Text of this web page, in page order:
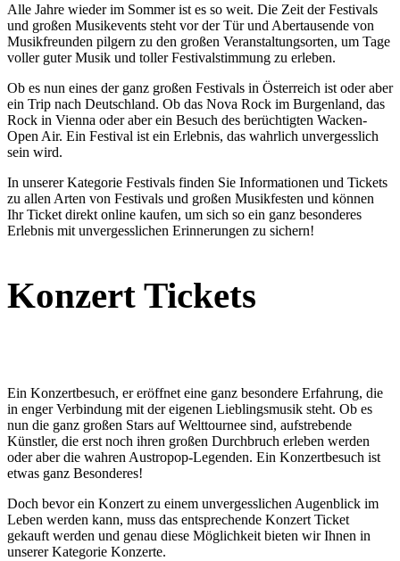
Alle Jahre wieder im Sommer ist es so weit. Die Zeit der Festivals
und großen Musikevents steht vor der Tür und Abertausende von
Musikfreunden pilgern zu den großen Veranstaltungsorten, um Tage
voller guter Musik und toller Festivalstimmung zu erleben.
Ob es nun eines der ganz großen Festivals in Österreich ist oder aber
ein Trip nach Deutschland. Ob das Nova Rock im Burgenland, das
Rock in Vienna oder aber ein Besuch des berüchtigten Wacken-
Open Air. Ein Festival ist ein Erlebnis, das wahrlich unvergesslich
sein wird.
In unserer Kategorie Festivals finden Sie Informationen und Tickets
zu allen Arten von Festivals und großen Musikfesten und können
Ihr Ticket direkt online kaufen, um sich so ein ganz besonderes
Erlebnis mit unvergesslichen Erinnerungen zu sichern!
Konzert Tickets
Ein Konzertbesuch, er eröffnet eine ganz besondere Erfahrung, die
in enger Verbindung mit der eigenen Lieblingsmusik steht. Ob es
nun die ganz großen Stars auf Welttournee sind, aufstrebende
Künstler, die erst noch ihren großen Durchbruch erleben werden
oder aber die wahren Austropop-Legenden. Ein Konzertbesuch ist
etwas ganz Besonderes!
Doch bevor ein Konzert zu einem unvergesslichen Augenblick im
Leben werden kann, muss das entsprechende Konzert Ticket
gekauft werden und genau diese Möglichkeit bieten wir Ihnen in
unserer Kategorie Konzerte.